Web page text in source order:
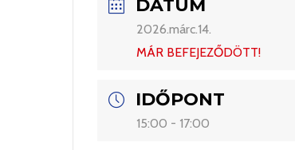
DÁTUM
2026.márc.14.
MÁR BEFEJEZŐDÖTT!
IDŐPONT
15:00 - 17:00